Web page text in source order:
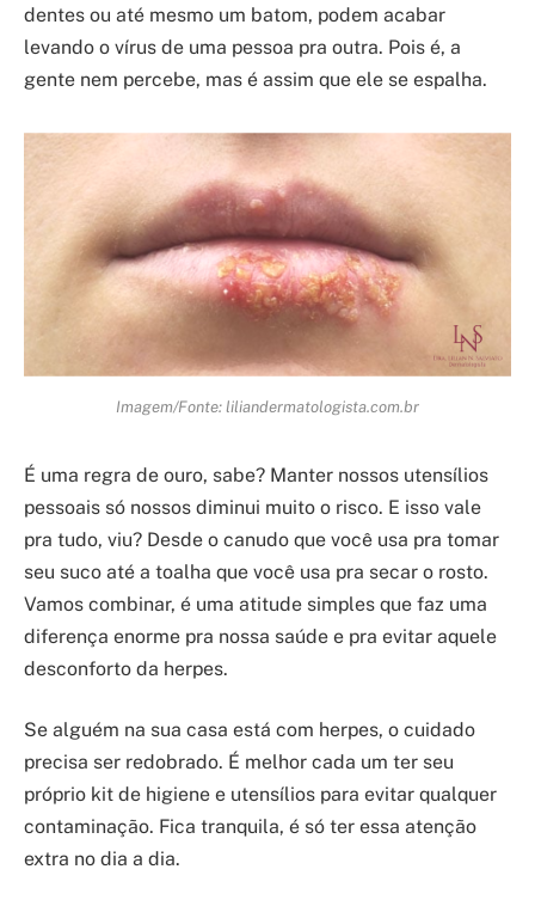
dentes ou até mesmo um batom, podem acabar
levando o vírus de uma pessoa pra outra. Pois é, a
gente nem percebe, mas é assim que ele se espalha.
Imagem/Fonte: liliandermatologista.com.br
É uma regra de ouro, sabe? Manter nossos utensílios
pessoais só nossos diminui muito o risco. E isso vale
pra tudo, viu? Desde o canudo que você usa pra tomar
seu suco até a toalha que você usa pra secar o rosto.
Vamos combinar, é uma atitude simples que faz uma
diferença enorme pra nossa saúde e pra evitar aquele
desconforto da herpes.
Se alguém na sua casa está com herpes, o cuidado
precisa ser redobrado. É melhor cada um ter seu
próprio kit de higiene e utensílios para evitar qualquer
contaminação. Fica tranquila, é só ter essa atenção
extra no dia a dia.